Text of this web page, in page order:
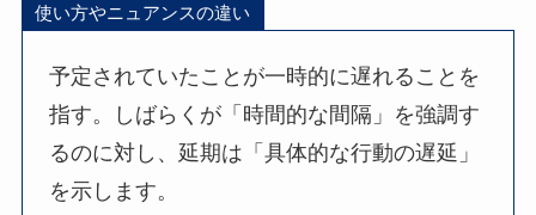
使い方やニュアンスの違い
予定されていたことが一時的に遅れることを
指す。しばらくが「時間的な間隔」を強調す
るのに対し、延期は「具体的な行動の遅延」
を示します。